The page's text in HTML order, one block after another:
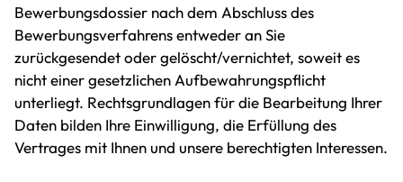
Bewerbungsdossier nach dem Abschluss des
Bewerbungsverfahrens entweder an Sie
zurückgesendet oder gelöscht/vernichtet, soweit es
nicht einer gesetzlichen Aufbewahrungspflicht
unterliegt. Rechtsgrundlagen für die Bearbeitung Ihrer
Daten bilden Ihre Einwilligung, die Erfüllung des
Vertrages mit Ihnen und unsere berechtigten Interessen.